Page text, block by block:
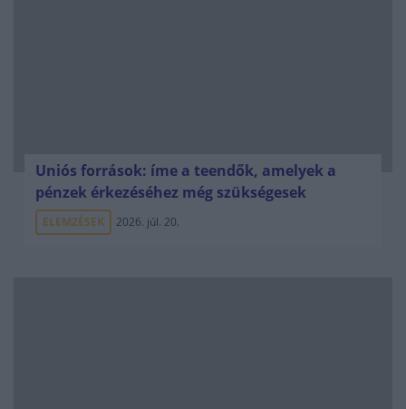
Uniós források: íme a teendők, amelyek a
pénzek érkezéséhez még szükségesek
ELEMZÉSEK 2026. júl. 20.